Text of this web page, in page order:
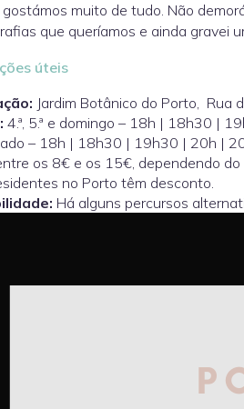
gostámos muito de tudo. Não
que queríamos e ainda gravei
úteis
Jardim Botânico do Porto,
4.ª, 5.ª e domingo – 18h | 18h30 |
– 18h | 18h30 | 19h30 | 20h |
os 8€ e os 15€, dependendo
no Porto têm desconto.
Há alguns percursos